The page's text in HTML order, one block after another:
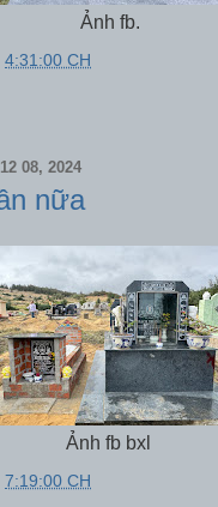
Ảnh fb.
4:31:00 CH
08, 2024
nữa
Ảnh fb bxl
7:19:00 CH